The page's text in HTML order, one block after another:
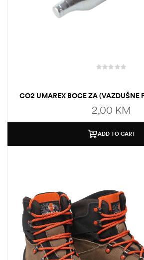
CO2 UMAREX BOCE ZA (VAZDUŠNE
2,00 KM
ADD TO CART